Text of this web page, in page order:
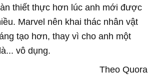
thiết thực hơn lúc anh mới được
Marvel nên khai thác nhân vật
tạo hơn, thay vì cho anh một
vô dụng.
Theo Quora